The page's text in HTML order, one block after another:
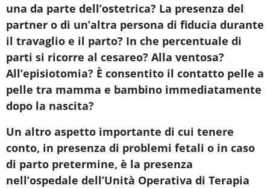
una da parte dell’ostetrica? La presenza del
partner o di un’altra persona di fiducia durante
il travaglio e il parto? In che percentuale di
parti si ricorre al cesareo? Alla ventosa?
All’episiotomia? È consentito il contatto pelle a
pelle tra mamma e bambino immediatamente
dopo la nascita?
Un altro aspetto importante di cui tenere
conto, in presenza di problemi fetali o in caso
di parto pretermine, è la presenza
nell’ospedale dell’Unità Operativa di Terapia